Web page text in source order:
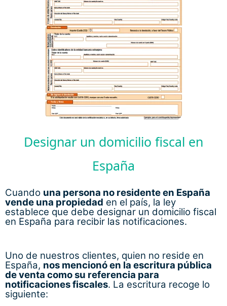
Designar un domicilio fiscal en
España
Cuando una persona no residente en España
vende una propiedad en el país, la ley
establece que debe designar un domicilio fiscal
en España para recibir las notificaciones.
Uno de nuestros clientes, quien no reside en
España, nos mencionó en la escritura pública
de venta como su referencia para
notificaciones fiscales. La escritura recoge lo
siguiente: